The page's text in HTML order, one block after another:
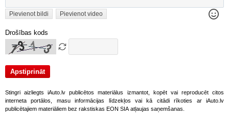
Pievienot bildi Pievienot video
Drošības kods
Stingri aizliegts iAuto.lv publicētos materiālus izmantot, kopēt vai reproducēt citos
interneta portālos, masu informācijas līdzekļos vai kā citādi rīkoties ar iAuto.lv
publicētajiem materiāliem bez rakstiskas EON SIA atļaujas saņemšanas.